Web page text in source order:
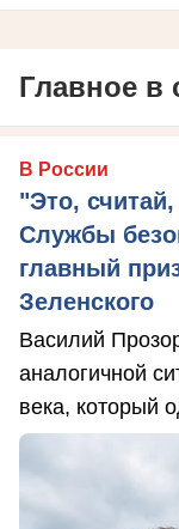
Главное в
В России
"Это,
Службы
главный
Зеленского
Василий
аналогичной
века, который